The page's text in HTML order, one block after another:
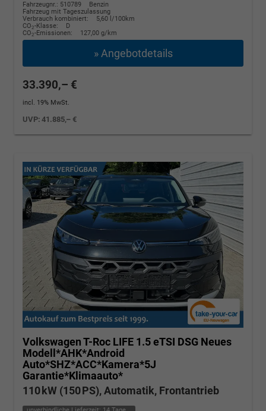
Fahrzeugnr.: 510789
Benzin
Fahrzeug mit Tageszulassung
Verbrauch kombiniert:
5,60 l/100km
CO2-Klasse:
D
CO2-Emissionen: 127,00 g/km
» Angebotdetails
33.390,– €
incl. 19% MwSt.
UVP:41.885,– €
Volkswagen T-Roc LIFE 1.5 eTSI DSG Neues
Modell*AHK*Android
Auto*SHZ*ACC*Kamera*5J
Garantie*Klimaauto*
110 kW (150 PS), Automatik, Frontantrieb